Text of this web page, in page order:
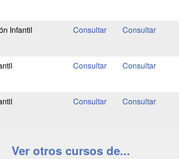
Infantil
Ver otros cursos de...